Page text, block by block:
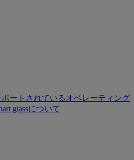
ポートされているオペレーティング
glassについて